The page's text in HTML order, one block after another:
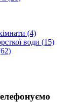
(4)
води (15)